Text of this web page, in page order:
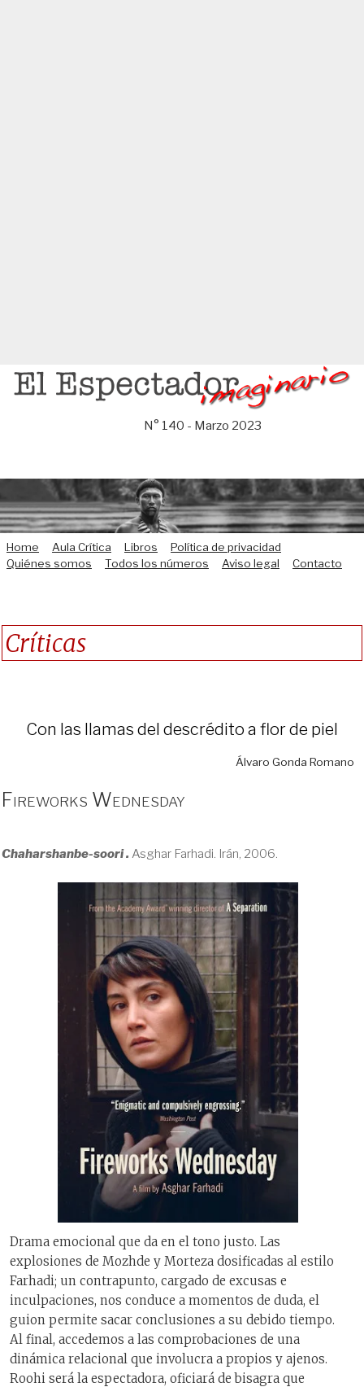
Saltar
N° 140 - Marzo 2023
Home Aula Crítica Libros
Política de privacidad
Quiénes somos
Todos los números Aviso legal Contacto
Críticas
Con las llamas del descrédito a flor de piel
Álvaro Gonda Romano
Fireworks Wednesday
Chaharshanbe-soori . Asghar Farhadi. Irán, 2006.
Drama emocional que da en el tono justo. Las
explosiones de Mozhde y Morteza dosificadas al estilo
Farhadi; un contrapunto, cargado de excusas e
inculpaciones, nos conduce a momentos de duda, el
guion permite sacar conclusiones a su debido tiempo.
Al final, accedemos a las comprobaciones de una
dinámica relacional que involucra a propios y ajenos.
Roohi será la espectadora, oficiará de bisagra que